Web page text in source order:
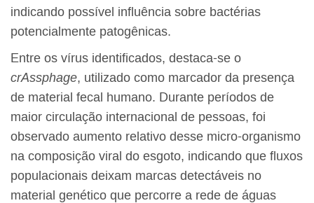
indicando possível influência sobre bactérias
potencialmente patogênicas.
Entre os vírus identificados, destaca-se o
crAssphage, utilizado como marcador da presença
de material fecal humano. Durante períodos de
maior circulação internacional de pessoas, foi
observado aumento relativo desse micro-organismo
na composição viral do esgoto, indicando que fluxos
populacionais deixam marcas detectáveis no
material genético que percorre a rede de águas